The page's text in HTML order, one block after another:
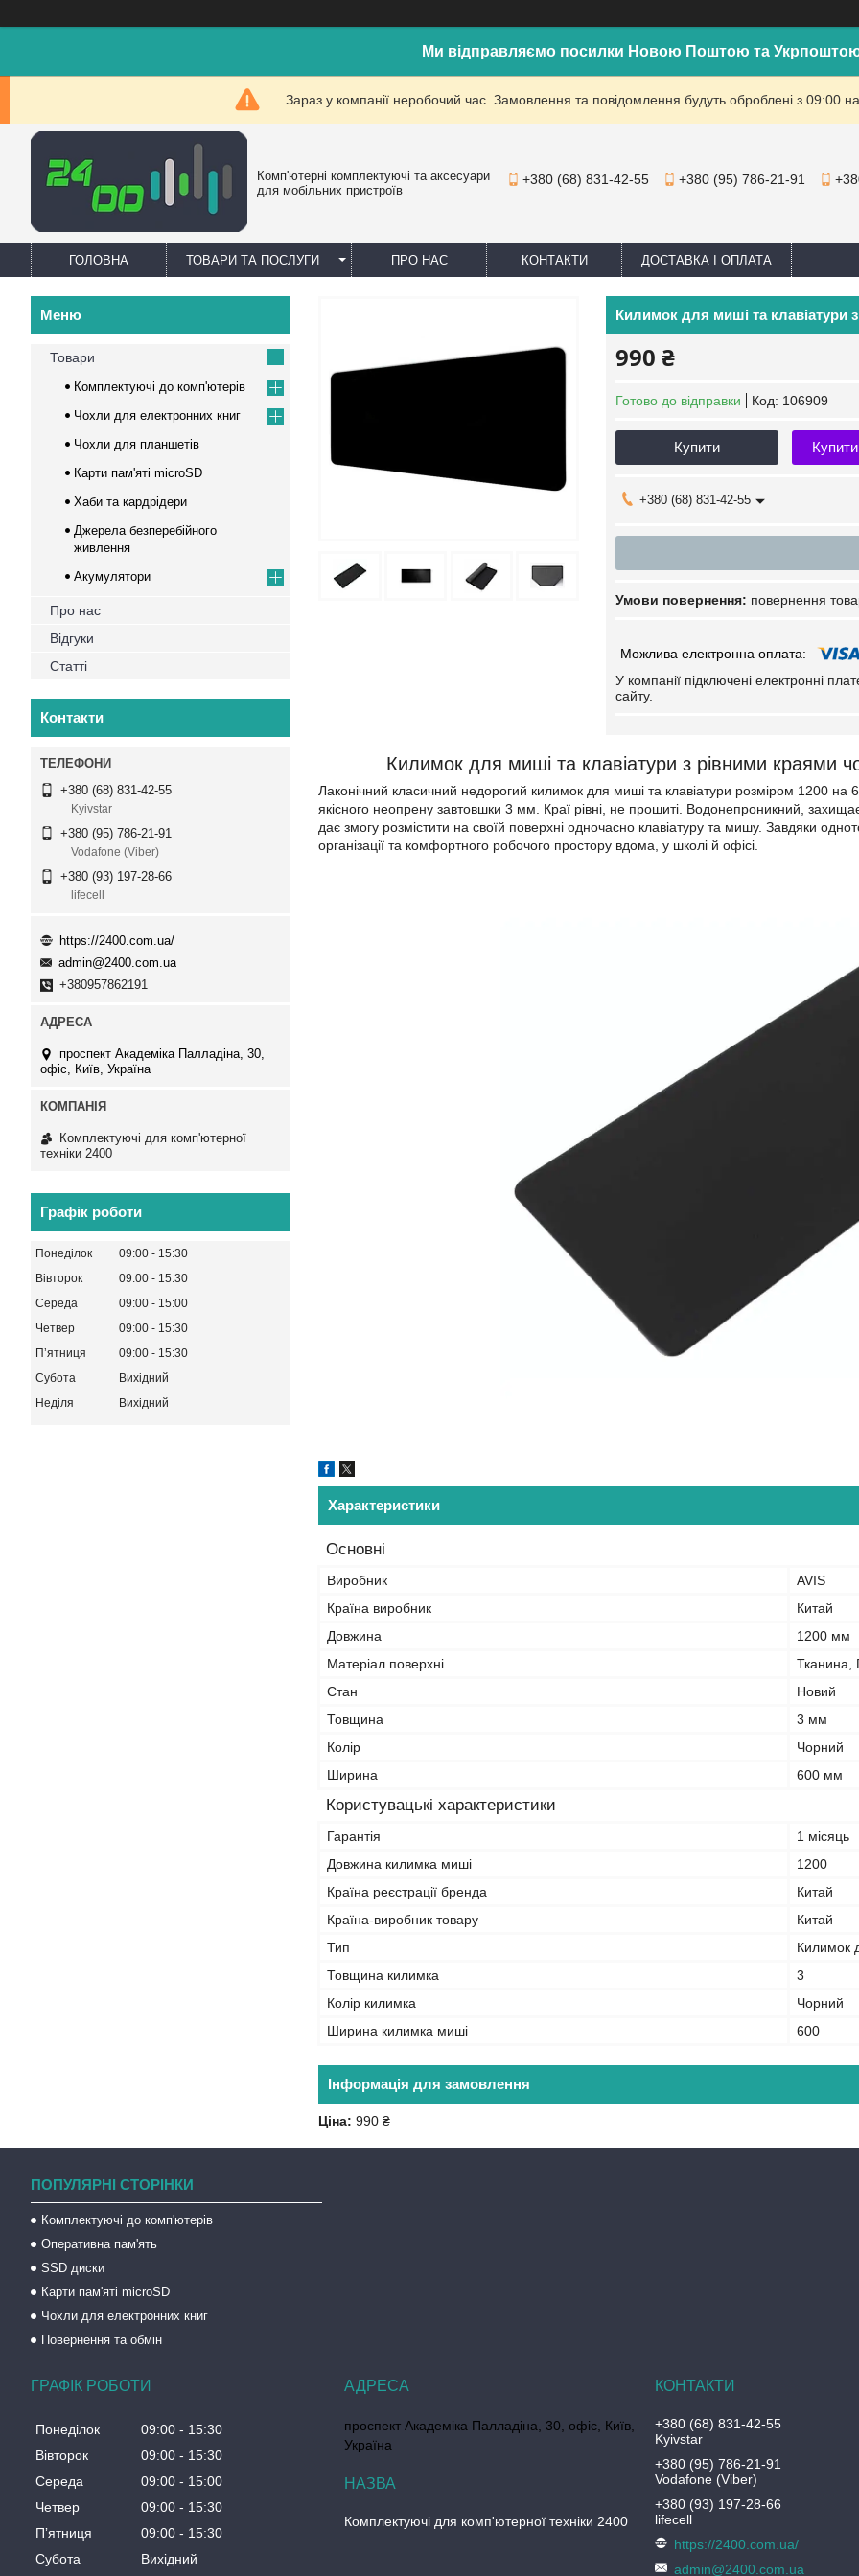
Ми відправляємо посилки Новою Поштою та
Зараз у компанії неробочий час. Замовлення та повідомлення будуть оброблені з 09:00
Комп'ютерні комплектуючі та аксесуари
для мобільних пристроїв
+380 (68) 831-42-55 +380 (95) 786-21-91
ГОЛОВНА ТОВАРИ ТА ПОСЛУГИ ПРО НАС КОНТАКТИ ДОСТАВКА І ОПЛАТА
Килимок для миші та клавіатури
990 ₴
Готово до відправки Код: 106909
Купити
+380 (68) 831-42-55
повернення
У компанії підключені електронні
сайту.
Килимок для миші та клавіатури з рівними краями
Лаконічний класичний недорогий килимок для миші та клавіатури розміром 1200
якісного неопрену завтовшки 3 мм. Краї рівні, не прошиті. Водонепроникний,
дає змогу розмістити на своїй поверхні одночасно клавіатуру та мишу. Завдяки
організації та комфортного робочого простору вдома, у школі й офісі.
Характеристики
Основні
Виробник
AVIS
Країна виробник
Китай
Довжина
1200 мм
Матеріал поверхні
Тканина,
Стан
Новий
Товщина
3 мм
Колір
Чорний
Ширина
600 мм
Користувацькі характеристики
Гарантія
1 місяць
Довжина килимка миші
1200
Країна реєстрації бренда
Китай
Країна-виробник товару
Китай
Тип
Килимок
Товщина килимка
3
Колір килимка
Чорний
Ширина килимка миші
600
Інформація для замовлення
Ціна: 990 ₴
Товари
Комплектуючі до комп'ютерів
Чохли для електронних книг
Чохли для планшетів
Карти пам'яті microSD
Хаби та кардрідери
Джерела безперебійного
живлення
Акумулятори
Про нас
Відгуки
Статті
Контакти
+380 (68) 831-42-55
Kyivstar
+380 (95) 786-21-91
Vodafone (Viber)
+380 (93) 197-28-66
lifecell
https://2400.com.ua/
admin@2400.com.ua
+380957862191
проспект Академіка Палладіна, 30,
офіс, Київ, Україна
Комплектуючі для комп'ютерної
техніки 2400
Графік роботи
Понеділок 09:00
15:30
Вівторок
09:00
15:30
Середа
09:00
15:00
Четвер
09:00
15:30
Пʼятниця
09:00
15:30
Субота
Вихідний
Неділя
Вихідний
ПОПУЛЯРНІ СТОРІНКИ
Комплектуючі до комп'ютерів
Оперативна пам'ять
SSD диски
Карти пам'яті microSD
Чохли для електронних книг
Повернення та обмін
ГРАФІК РОБОТИ
Понеділок 09:00
15:30
Вівторок
09:00
15:30
Середа
09:00
15:00
Четвер
09:00
15:30
Пʼятниця
09:00
15:30
Субота
Вихідний
проспект Академіка Палладіна, 30, офіс, Київ,
Україна
Комплектуючі для комп'ютерної техніки 2400
+380 (68) 831-42-55
Kyivstar
+380 (95) 786-21-91
Vodafone (Viber)
+380 (93) 197-28-66
lifecell
https://2400.com.ua/
admin@2400.com.ua